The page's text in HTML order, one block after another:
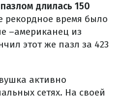
длилась 150
рекордное время было
–американец из
этот же пазл за 423
активно
сетях. На своей